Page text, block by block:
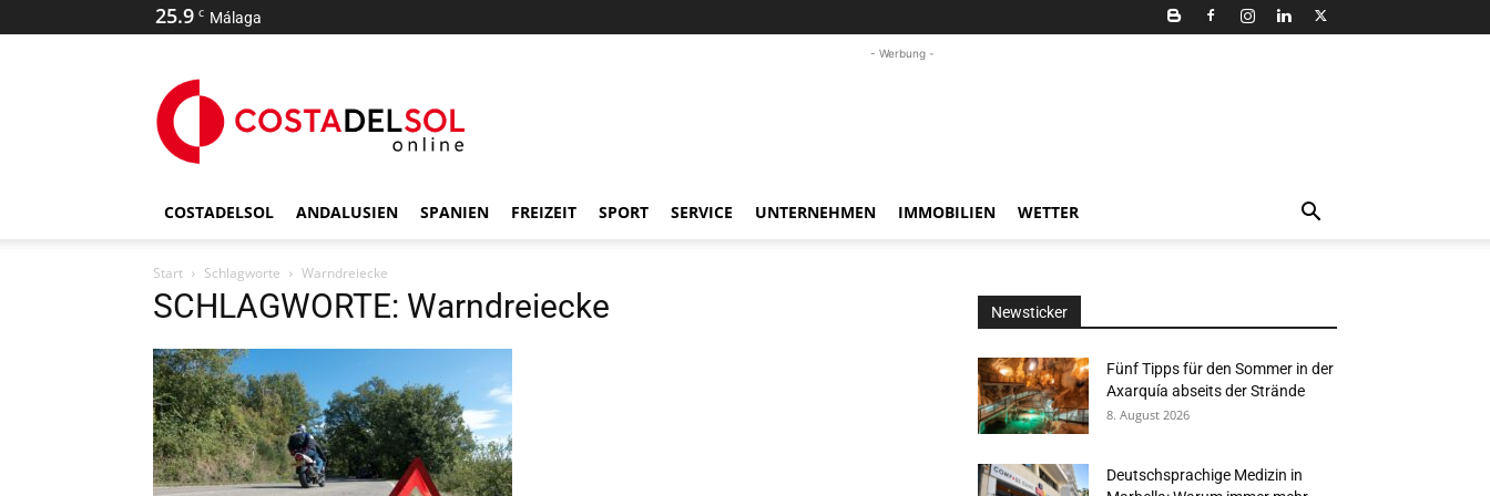
25.9 C Málaga
- Werbung -
COSTADELSOL ANDALUSIEN SPANIEN FREIZEIT SPORT SERVICE UNTERNEHMEN IMMOBILIEN WETTER
Start Schlagworte Warndreiecke
SCHLAGWORTE: Warndreiecke Newsticker
Fünf Tipps für den Sommer in der
Axarquía abseits der Strände
8. August 2026
Deutschsprachige Medizin in